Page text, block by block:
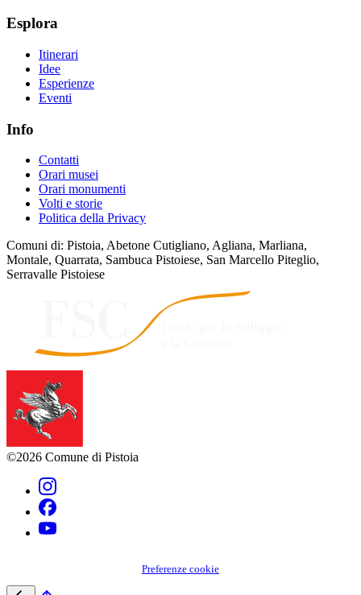
Esplora
Itinerari
Idee
Esperienze
Eventi
Info
Contatti
Orari musei
Orari monumenti
Volti e storie
Politica della Privacy
Comuni di: Pistoia, Abetone Cutigliano, Agliana, Marliana,
Montale, Quarrata, Sambuca Pistoiese, San Marcello Piteglio,
Serravalle Pistoiese
©2026 Comune di Pistoia
Preferenze cookie